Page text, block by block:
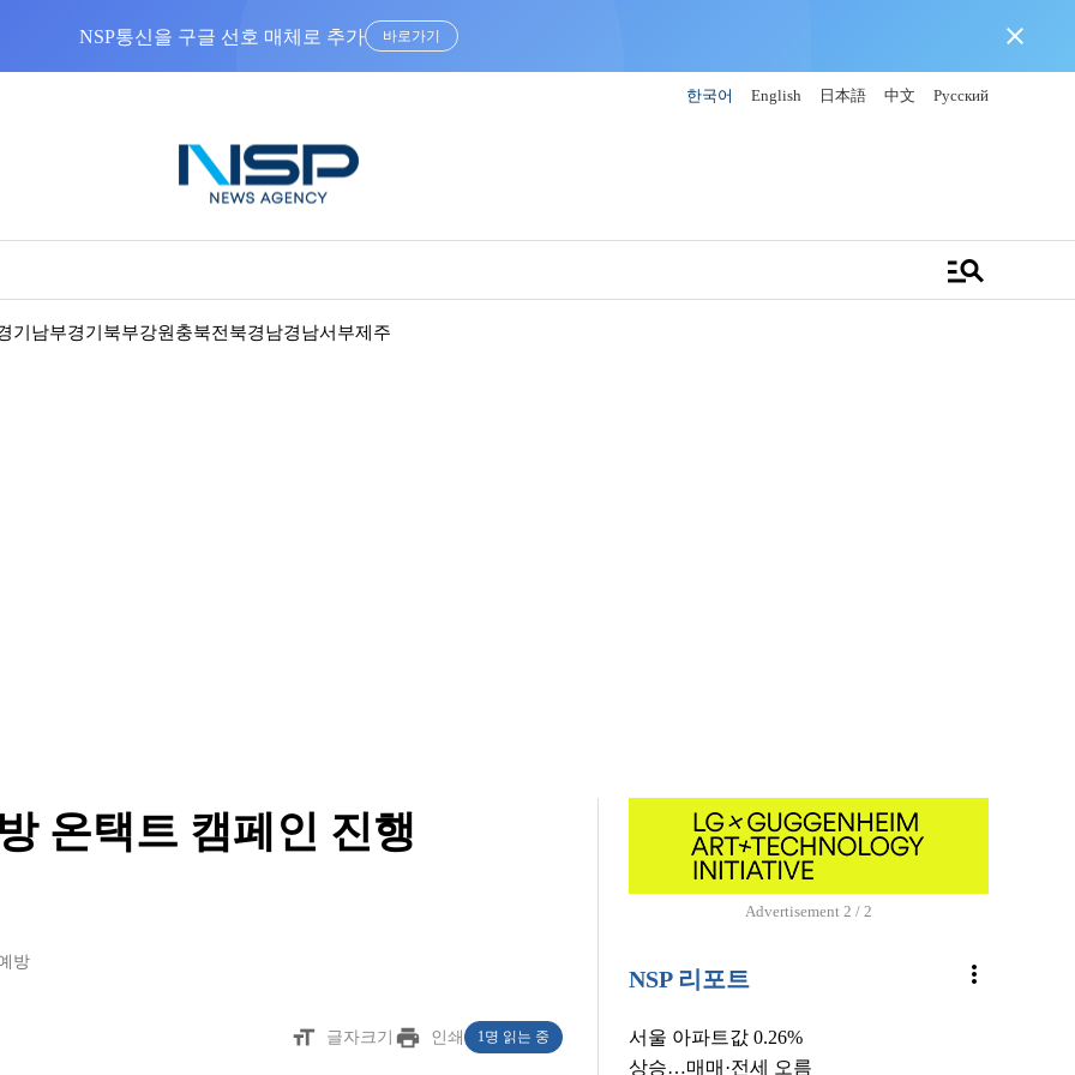
NSP통신을 구글 선호 매체로 추가 바로가기 close
한국어 English 日本語 中文 Русский
manage_search
기남부경기북부강원 충북전북경남경남서부제주
온택트 캠페인 진행
방
format_size 글자크기 print 인쇄 1명 읽는 중
Advertisement 1 / 2
NSP 리포트 more_vert
서울 아파트값 0.26%
상승…매매·전세 오름